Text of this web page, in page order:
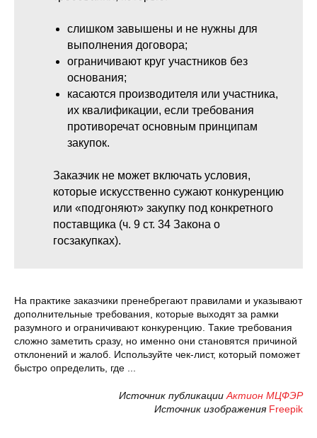
слишком завышены и не нужны для
выполнения договора;
ограничивают круг участников без
основания;
касаются производителя или участника,
их квалификации, если требования
противоречат основным принципам
закупок.
Заказчик не может включать условия,
которые искусственно сужают конкуренцию
или «подгоняют» закупку под конкретного
поставщика (ч. 9 ст. 34 Закона о
госзакупках).
На практике заказчики пренебрегают правилами и указывают
дополнительные требования, которые выходят за рамки
разумного и ограничивают конкуренцию. Такие требования
сложно заметить сразу, но именно они становятся причиной
отклонений и жалоб. Используйте чек-лист, который поможет
быстро определить, где ...
Источник публикации Актион МЦФЭР
Источник изображения Freepik